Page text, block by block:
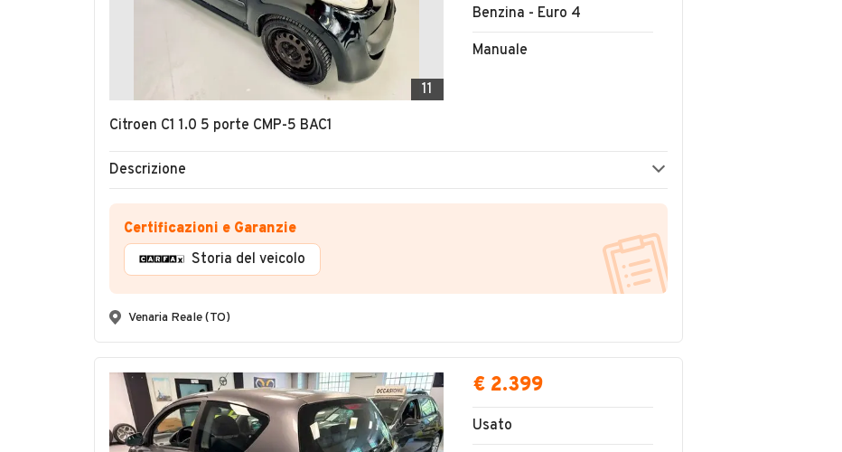
11
Citroen C1 1.0 5 porte CMP-5 BAC1
Benzina - Euro 4
Manuale
Descrizione
Certificazioni e Garanzie
Storia del veicolo
Venaria Reale (TO)
€ 2.399
Usato